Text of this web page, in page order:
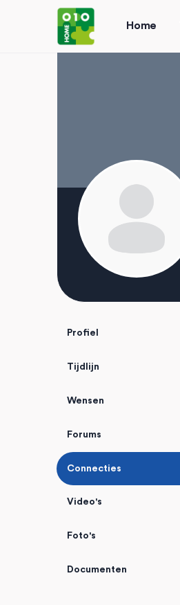
Home
Profiel
Tijdlijn
Wensen
Forums
Connecties
Video's
Foto's
Documenten